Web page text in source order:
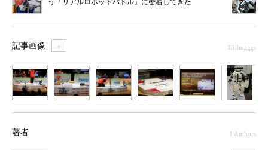
記事画像 ＋ 13 Images
著者 1 Authors